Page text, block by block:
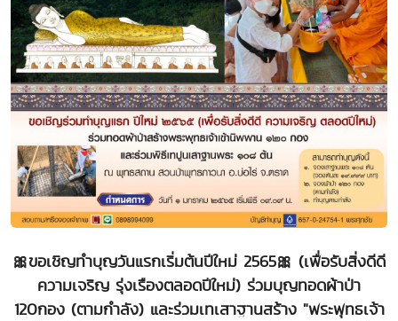
🎀ขอเชิญทำบุญวันแรกเริ่มต้นปีใหม่ 2565🎀 (เพื่อรับสิ่งดีดี
ความเจริญ รุ่งเรืองตลอดปีใหม่) ร่วมบุญทอดผ้าป่า
120กอง (ตามกำลัง) และร่วมเทเสาฐานสร้าง "พระพุทธเจ้า